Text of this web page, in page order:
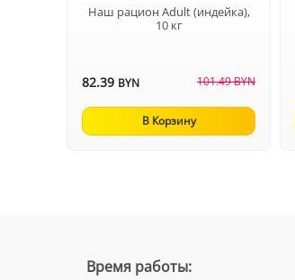
Наш рацион Adult (индейка),
10 кг
82.39 BYN 101.49 BYN
В Корзину
Время работы: